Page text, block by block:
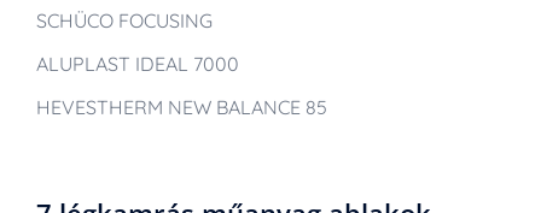
SCHÜCO FOCUSING
ALUPLAST IDEAL 7000
HEVESTHERM NEW BALANCE 85